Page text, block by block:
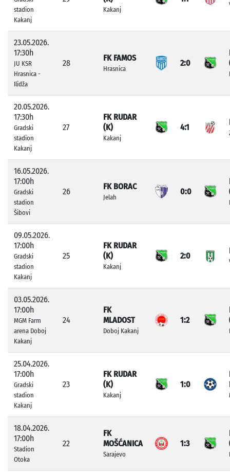
stadion
Kakanj
Kakanj
23.05.2026.
17:30h
JU KSR
Hrasnica -
Ilidža
28
FK FAMOS
Hrasnica
2:0
20.05.2026.
17:30h
Gradski
stadion
Kakanj
27
FK RUDAR
(K)
Kakanj
4:1
16.05.2026.
17:00h
Gradski
stadion
Šibovi
26
FK BORAC
Jelah
0:0
09.05.2026.
17:00h
Gradski
stadion
Kakanj
25
FK RUDAR
(K)
Kakanj
2:0
03.05.2026.
17:00h
MGM Farm
arena Doboj
Kakanj
24
FK
MLADOST
Doboj Kakanj
1:2
25.04.2026.
17:00h
Gradski
stadion
Kakanj
23
FK RUDAR
(K)
Kakanj
1:0
18.04.2026.
17:00h
Stadion
Otoka
22
FK
MOŠĆANICA
Sarajevo
1:3